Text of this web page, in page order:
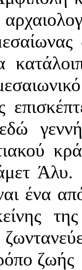
ένα
ζωής